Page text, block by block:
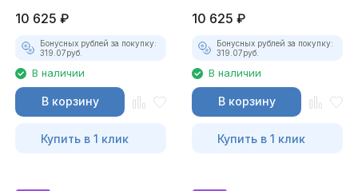
10 625 ₽
Бонусных рублей за покупку:
319.07руб.
В наличии
В корзину
Купить в 1 клик
10 625 ₽
Бонусных рублей за покупку:
319.07руб.
В наличии
В корзину
Купить в 1 клик